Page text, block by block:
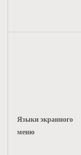
Языки экранного
меню